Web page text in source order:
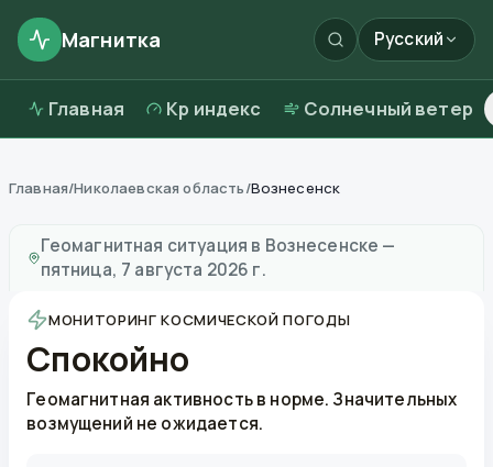
Магнитка Русский
Главная Kp индекс Солнечный ветер
Главная/Николаевская область/Вознесенск
Геомагнитная ситуация в Вознесенске —
пятница, 7 августа 2026 г.
МОНИТОРИНГ КОСМИЧЕСКОЙ ПОГОДЫ
Спокойно
Геомагнитная активность в норме. Значительных
возмущений не ожидается.